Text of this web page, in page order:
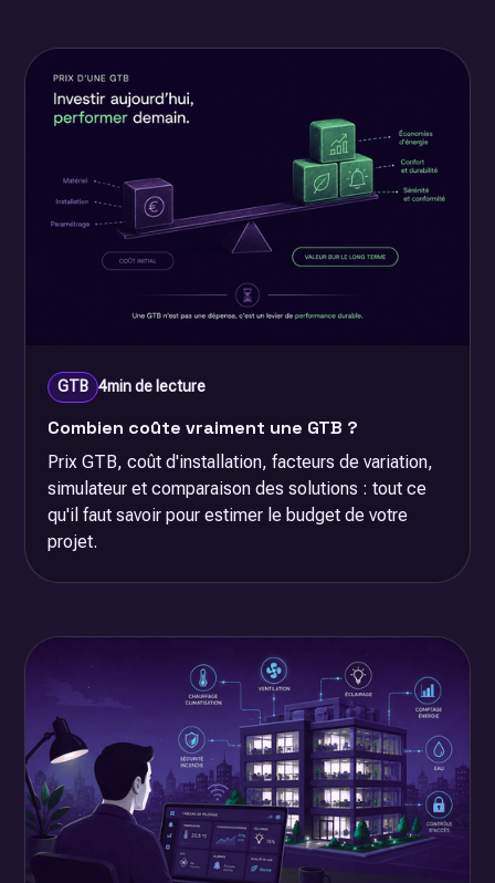
GTB 4min de lecture
Combien coûte vraiment une GTB ?
Prix GTB, coût d'installation, facteurs de variation,
simulateur et comparaison des solutions : tout ce
qu'il faut savoir pour estimer le budget de votre
projet.